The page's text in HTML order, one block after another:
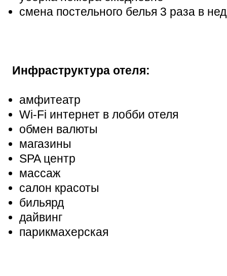
смена постельного белья 3 раза в
Инфраструктура отеля:
амфитеатр
Wi-Fi интернет в лобби отеля
обмен валюты
магазины
SPA центр
массаж
салон красоты
бильярд
дайвинг
парикмахерская